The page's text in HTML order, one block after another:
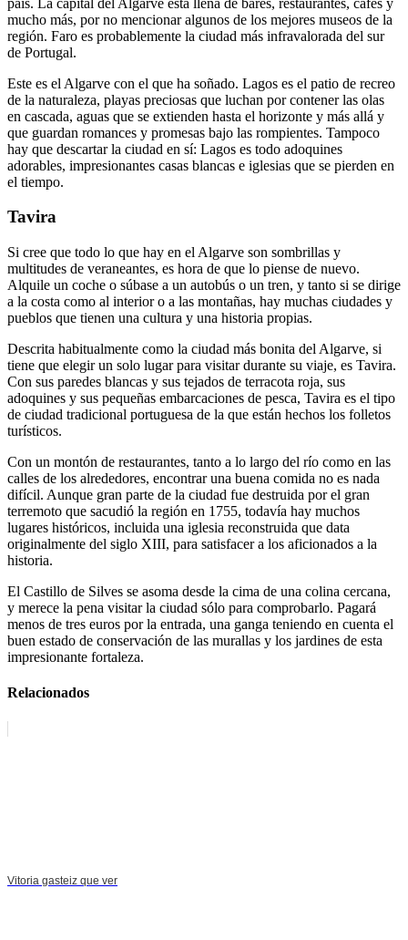
mucho más, por no mencionar algunos de los mejores museos de la
región. Faro es probablemente la ciudad más infravalorada del sur
de Portugal.
Este es el Algarve con el que ha soñado. Lagos es el patio de recreo
de la naturaleza, playas preciosas que luchan por contener las olas
en cascada, aguas que se extienden hasta el horizonte y más allá y
que guardan romances y promesas bajo las rompientes. Tampoco
hay que descartar la ciudad en sí: Lagos es todo adoquines
adorables, impresionantes casas blancas e iglesias que se pierden en
el tiempo.
Tavira
Si cree que todo lo que hay en el Algarve son sombrillas y
multitudes de veraneantes, es hora de que lo piense de nuevo.
Alquile un coche o súbase a un autobús o un tren, y tanto si se dirige
a la costa como al interior o a las montañas, hay muchas ciudades y
pueblos que tienen una cultura y una historia propias.
Descrita habitualmente como la ciudad más bonita del Algarve, si
tiene que elegir un solo lugar para visitar durante su viaje, es Tavira.
Con sus paredes blancas y sus tejados de terracota roja, sus
adoquines y sus pequeñas embarcaciones de pesca, Tavira es el tipo
de ciudad tradicional portuguesa de la que están hechos los folletos
turísticos.
Con un montón de restaurantes, tanto a lo largo del río como en las
calles de los alrededores, encontrar una buena comida no es nada
difícil. Aunque gran parte de la ciudad fue destruida por el gran
terremoto que sacudió la región en 1755, todavía hay muchos
lugares históricos, incluida una iglesia reconstruida que data
originalmente del siglo XIII, para satisfacer a los aficionados a la
historia.
El Castillo de Silves se asoma desde la cima de una colina cercana,
y merece la pena visitar la ciudad sólo para comprobarlo. Pagará
menos de tres euros por la entrada, una ganga teniendo en cuenta el
buen estado de conservación de las murallas y los jardines de esta
impresionante fortaleza.
Relacionados
Vitoria gasteiz que ver